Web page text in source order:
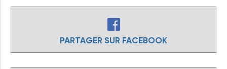
PARTAGER SUR FACEBOOK